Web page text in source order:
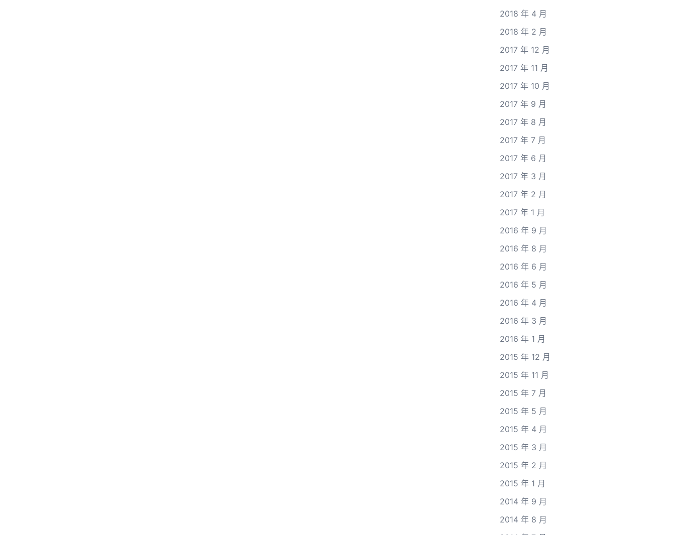
2018 年 4 月
2018 年 2 月
2017 年 12 月
2017 年 11 月
2017 年 10 月
2017 年 9 月
2017 年 8 月
2017 年 7 月
2017 年 6 月
2017 年 3 月
2017 年 2 月
2017 年 1 月
2016 年 9 月
2016 年 8 月
2016 年 6 月
2016 年 5 月
2016 年 4 月
2016 年 3 月
2016 年 1 月
2015 年 12 月
2015 年 11 月
2015 年 7 月
2015 年 5 月
2015 年 4 月
2015 年 3 月
2015 年 2 月
2015 年 1 月
2014 年 9 月
2014 年 8 月